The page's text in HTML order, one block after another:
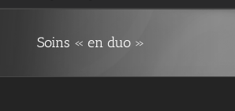
Soins « en duo »